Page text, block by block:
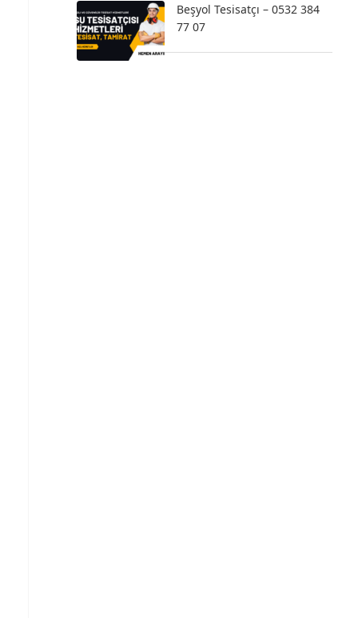
Beşyol Tesisatçı – 0532 384
77 07